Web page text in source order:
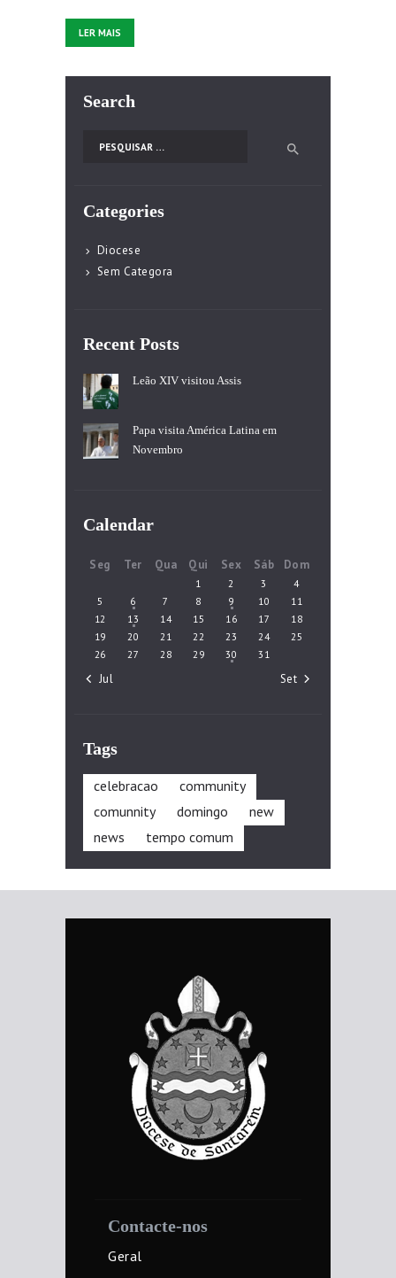
LER MAIS
Search
Categories
Diocese
Sem Categora
Recent Posts
Leão XIV visitou Assis
Papa visita América Latina em
Novembro
Calendar
Seg Ter Qua Qui Sex Sáb Dom
1 2 3
4
5
6 7 8 9 10
11
12
13 14 15 16 17
18
19
20 21 22 23 24
25
26
27 28 29 30 31
« Jul Set »
Tags
celebracao
community
comunnity
domingo
new
news
tempo comum
Contacte-nos
Geral